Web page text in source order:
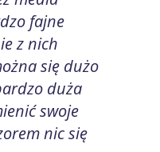
fajne
z nich
się dużo
duża
swoje
nic się